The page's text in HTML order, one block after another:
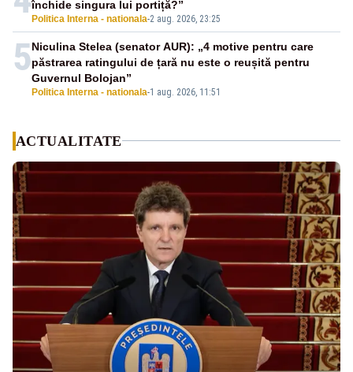
Politica Interna - nationala-2 aug. 2026, 23:25
închide singura lui portiță?”
5
Politica Interna - nationala-1 aug. 2026, 11:51
Niculina Stelea (senator AUR): „4 motive pentru care
păstrarea ratingului de țară nu este o reușită pentru
Guvernul Bolojan”
ACTUALITATE